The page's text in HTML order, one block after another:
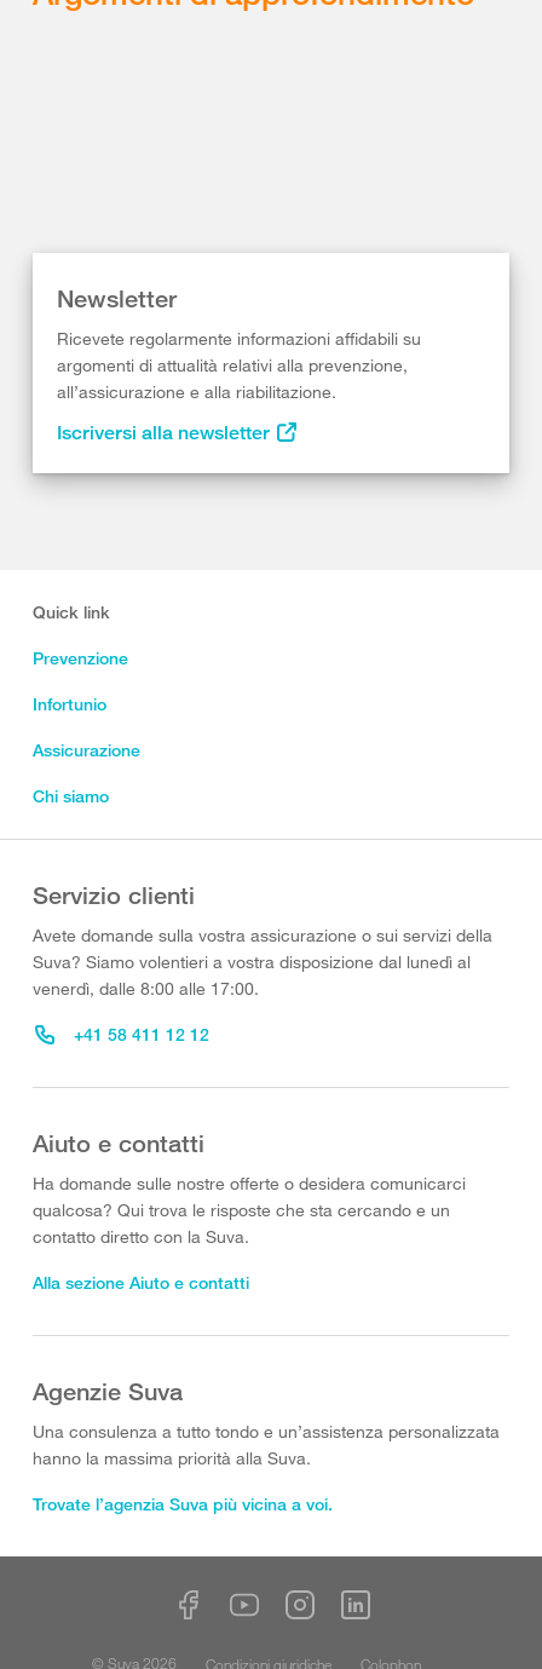
Newsletter
Ricevete regolarmente informazioni affidabili su
argomenti di attualità relativi alla prevenzione,
all’assicurazione e alla riabilitazione.
Iscriversi alla newsletter
Quick link
Prevenzione
Infortunio
Assicurazione
Chi siamo
Servizio clienti
Avete domande sulla vostra assicurazione o sui servizi della
Suva? Siamo volentieri a vostra disposizione dal lunedì al
venerdì, dalle 8:00 alle 17:00.
+41 58 411 12 12
Aiuto e contatti
Ha domande sulle nostre offerte o desidera comunicarci
qualcosa? Qui trova le risposte che sta cercando e un
contatto diretto con la Suva.
Alla sezione Aiuto e contatti
Agenzie Suva
Una consulenza a tutto tondo e un’assistenza personalizzata
hanno la massima priorità alla Suva.
Trovate l’agenzia Suva più vicina a voi.
© Suva 2026 Condizioni giuridiche Colophon